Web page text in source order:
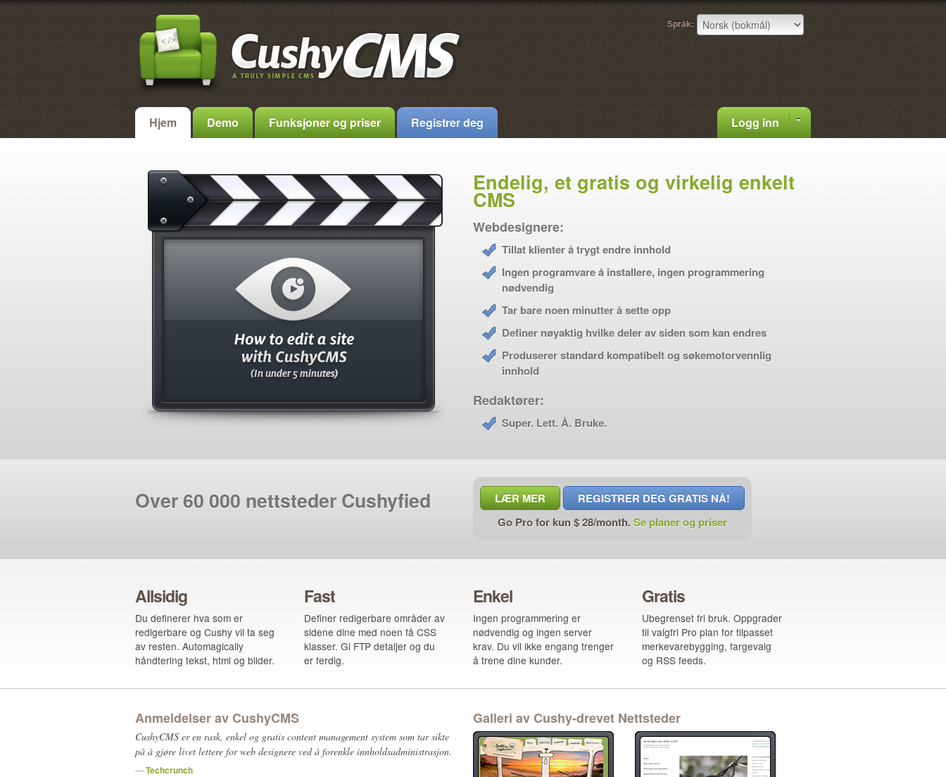
Språk:
Hjem Demo Funksjoner og priser Registrer deg Logg inn
Endelig, et gratis og virkelig enkelt
CMS
Webdesignere:
Tillat klienter å trygt endre innhold
Ingen programvare å installere, ingen programmering
nødvendig
Tar bare noen minutter å sette opp
Definer nøyaktig hvilke deler av siden som kan endres
Produserer standard kompatibelt og søkemotorvennlig
innhold
Redaktører:
Super. Lett. Å. Bruke.
Over 60 000 nettsteder Cushyfied LÆR MER
REGISTRER DEG GRATIS NÅ!
Go Pro for kun $ 28/month. Se planer og priser
Allsidig
Du definerer hva som er
redigerbare og Cushy vil ta seg
av resten. Automagically
håndtering tekst, html og bilder.
Fast
Definer redigerbare områder av
sidene dine med noen få CSS
klasser. Gi FTP detaljer og du
er ferdig.
Enkel
Ingen programmering er
nødvendig og ingen server
krav. Du vil ikke engang trenger
å trene dine kunder.
Gratis
Ubegrenset fri bruk. Oppgrader
til valgfri Pro plan for tilpasset
merkevarebygging, fargevalg
og RSS feeds.
Anmeldelser av CushyCMS
CushyCMS er en rask, enkel og gratis content management system som tar sikte
på å gjøre livet lettere for web designere ved å forenkle innholdsadministrasjon.
—Techcrunch
Galleri av Cushy-drevet Nettsteder